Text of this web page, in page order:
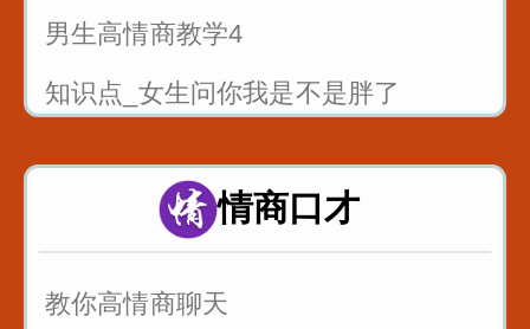
男生高情商教学4
知识点_女生问你我是不是胖了
这样说提高成功率
情侣之间说这句话永远不分手
情商口才
教你高情商聊天